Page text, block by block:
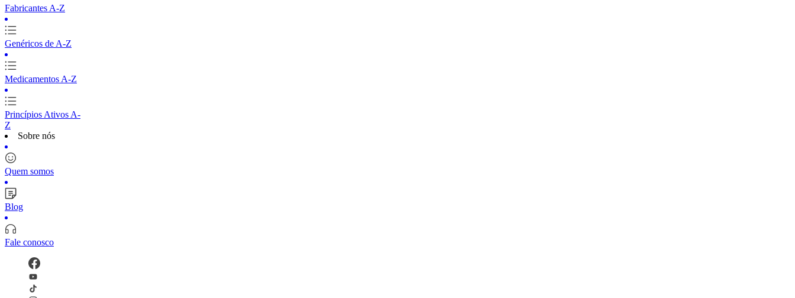
Fabricantes A-Z
Genéricos de A-Z
Medicamentos A-Z
Princípios Ativos A-
Z
Sobre nós
Quem somos
Blog
Fale conosco